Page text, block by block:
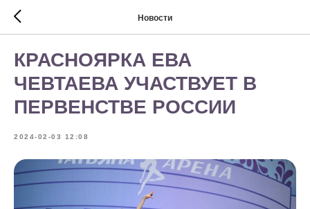
Новости
КРАСНОЯРКА ЕВА
ЧЕВТАЕВА УЧАСТВУЕТ В
ПЕРВЕНСТВЕ РОССИИ
2024-02-03 12:08